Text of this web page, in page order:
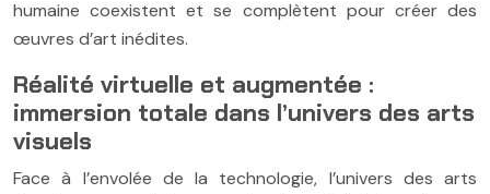
humaine coexistent et se complètent pour créer des
œuvres d’art inédites.
Réalité virtuelle et augmentée :
immersion totale dans l’univers des arts
visuels
Face à l’envolée de la technologie, l’univers des arts